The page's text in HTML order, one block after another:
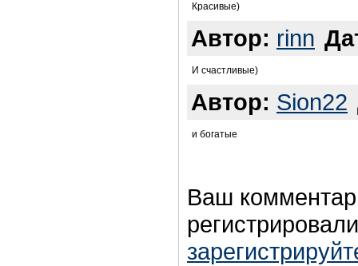
Красивые)
Автор: rinn
И счастливые)
Автор: Sion22
и богатые
Ваш